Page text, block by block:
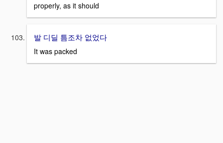
properly, as it should
발 디딜 틈조차 없었다
It was packed